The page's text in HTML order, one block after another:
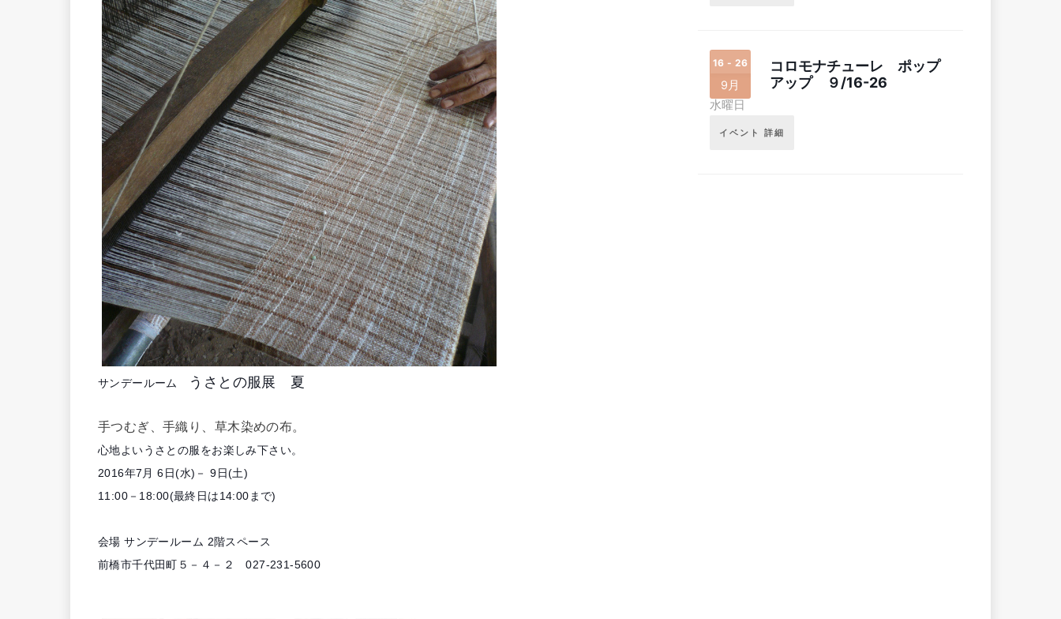
サンデールーム うさとの服展 夏
手つむぎ、手織り、草木染めの布。
心地よいうさとの服をお楽しみ下さい。
2016年7月 6日(水)－ 9日(土)
11:00－18:00(最終日は14:00まで)
会場 サンデールーム 2階スペース
前橋市千代田町５－４－２ 027-231-5600
16 - 26
9月
コロモナチューレ ポップ
アップ ９/16-26
水曜日
イベント 詳細